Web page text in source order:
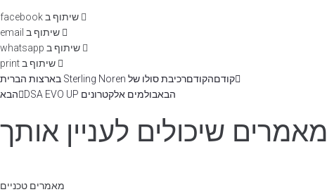
שיתוף ב facebook
שיתוף ב email
שיתוף ב whatsapp
שיתוף ב print
קודםהקודםרכיבת סולו של Sterling Noren בארצות הברית
הבאבולמים אלקטרונים DSA EVO UP הבא
מאמרים שיכולים לעניין אותך
מאמרים טכניים